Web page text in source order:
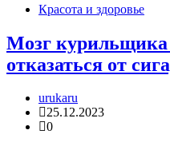
Красота и здоровье
Мозг курильщика
отказаться от
urukaru
25.12.2023
0